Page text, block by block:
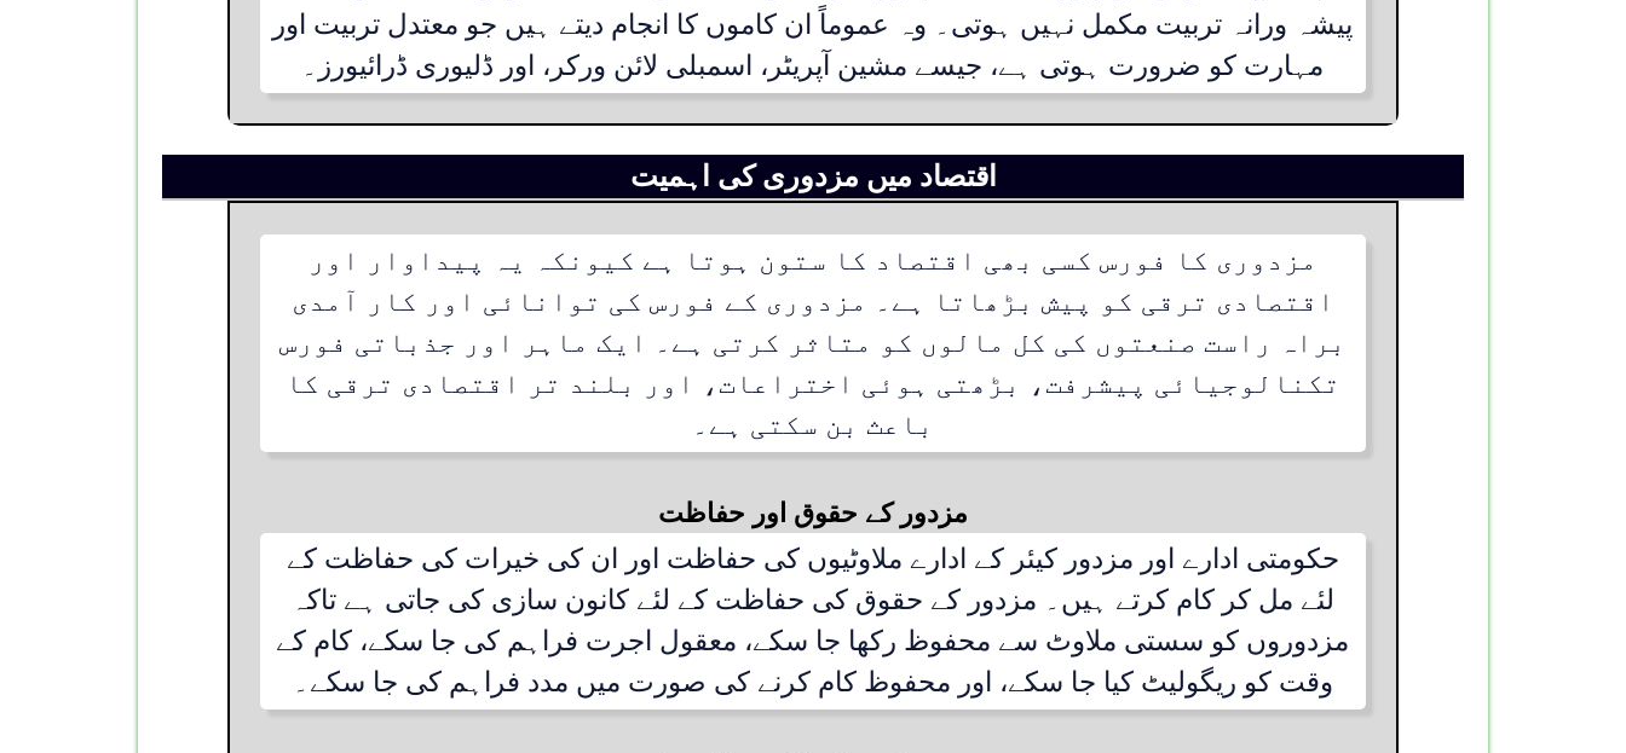
پیشہ ورانہ تربیت مکمل نہیں ہوتی۔ وہ عموماً ان کاموں کا انجام دیتے ہیں جو معتدل تربیت اور
مہارت کو ضرورت ہوتی ہے، جیسے مشین آپریٹر، اسمبلی لائن ورکر، اور ڈلیوری ڈرائیورز۔
اقتصاد میں مزدوری کی اہمیت
مزدوری کا فورس کسی بھی اقتصاد کا ستون ہوتا ہے کیونکہ یہ پیداوار اور
اقتصادی ترقی کو پیش بڑھاتا ہے۔ مزدوری کے فورس کی توانائی اور کار آمدی
براہ راست صنعتوں کی کل مالوں کو متاثر کرتی ہے۔ ایک ماہر اور جذباتی فورس
تکنالوجیائی پیشرفت، بڑھتی ہوئی اختراعات، اور بلند تر اقتصادی ترقی کا
باعث بن سکتی ہے۔
مزدور کے حقوق اور حفاظت
حکومتی ادارے اور مزدور کیئر کے ادارے ملاوٹیوں کی حفاظت اور ان کی خیرات کی حفاظت کے
لئے مل کر کام کرتے ہیں۔ مزدور کے حقوق کی حفاظت کے لئے کانون سازی کی جاتی ہے تاکہ
مزدوروں کو سستی ملاوٹ سے محفوظ رکھا جا سکے، معقول اجرت فراہم کی جا سکے، کام کے
وقت کو ریگولیٹ کیا جا سکے، اور محفوظ کام کرنے کی صورت میں مدد فراہم کی جا سکے۔